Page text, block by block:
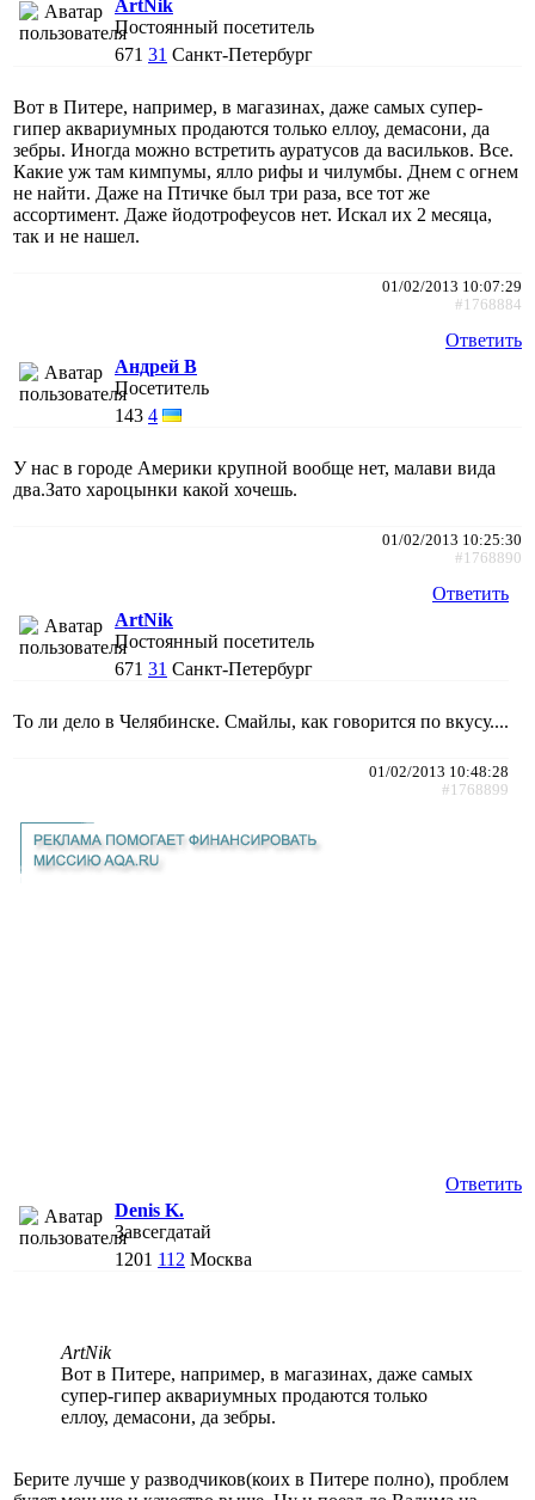
ArtNik
Постоянный посетитель
671 31 Санкт-Петербург
Вот в Питере, например, в магазинах, даже самых супер-
гипер аквариумных продаются только еллоу, демасони, да
зебры. Иногда можно встретить ауратусов да васильков. Все.
Какие уж там кимпумы, ялло рифы и чилумбы. Днем с огнем
не найти. Даже на Птичке был три раза, все тот же
ассортимент. Даже йодотрофеусов нет. Искал их 2 месяца,
так и не нашел.
01/02/2013 10:07:29
#1768884
Ответить
Андрей В
Посетитель
143 4
У нас в городе Америки крупной вообще нет, малави вида
два.Зато хароцынки какой хочешь.
01/02/2013 10:25:30
#1768890
Ответить
ArtNik
Постоянный посетитель
671 31 Санкт-Петербург
То ли дело в Челябинске. Смайлы, как говорится по вкусу....
01/02/2013 10:48:28
#1768899
Ответить
Denis K.
Завсегдатай
1201 112 Москва
ArtNik
Вот в Питере, например, в магазинах, даже самых
супер-гипер аквариумных продаются только
еллоу, демасони, да зебры.
Берите лучше у разводчиков(коих в Питере полно), проблем